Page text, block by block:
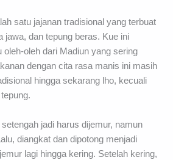
satu jajanan tradisional yang terbuat
jawa, dan tepung beras. Kue ini
oleh-oleh dari Madiun yang sering
dengan cita rasa manis ini masih
hingga sekarang lho, kecuali
jadi harus dijemur, namun
diangkat dan dipotong menjadi
lagi hingga kering. Setelah kering,